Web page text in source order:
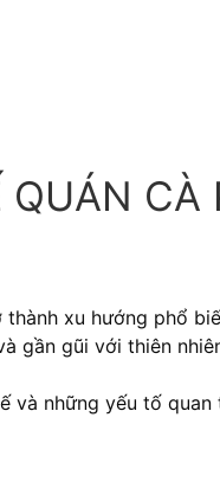
xu hướng phổ
gần gũi với thiên
và những yếu tố